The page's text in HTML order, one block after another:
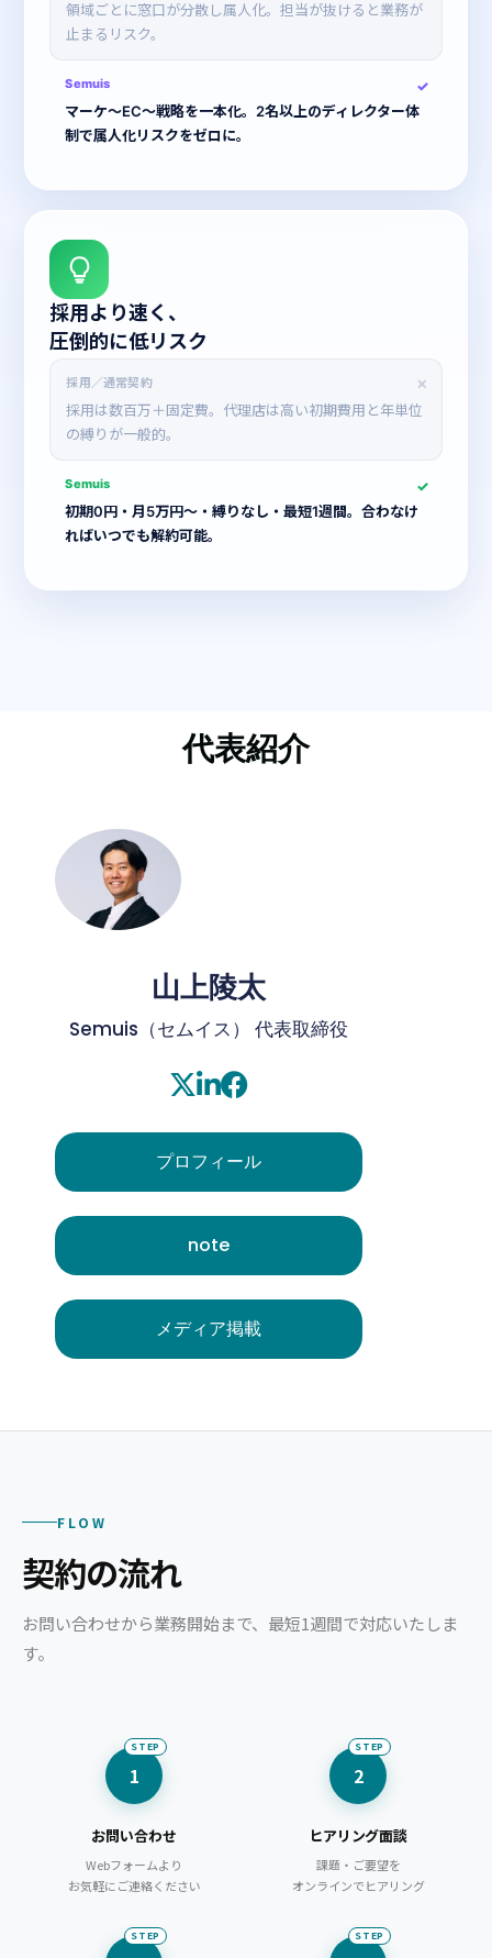
領域ごとに窓口が分散し属人化。担当が抜けると業務が
止まるリスク。
Semuis
マーケ〜EC〜戦略を一本化。2名以上のディレクター体
制で属人化リスクをゼロに。
採用より速く、
圧倒的に低リスク
採用／通常契約
採用は数百万＋固定費。代理店は高い初期費用と年単位
の縛りが一般的。
Semuis
初期0円・月5万円〜・縛りなし・最短1週間。合わなけ
ればいつでも解約可能。
代表紹介
山上陵太
Semuis（セムイス） 代表取締役
プロフィール
note
メディア掲載
FLOW
契約の流れ
お問い合わせから業務開始まで、最短1週間で対応いたしま
す。
STEP
1
お問い合わせ
Webフォームより
お気軽にご連絡ください
STEP
2
ヒアリング面談
課題・ご要望を
オンラインでヒアリング
STEP STEP